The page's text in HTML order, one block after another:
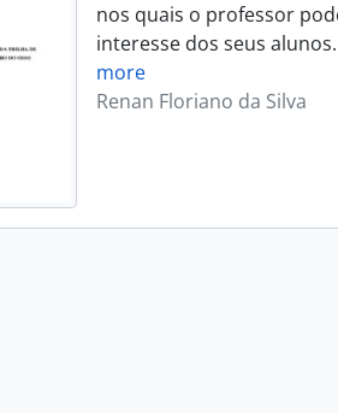
nos quais o professor
interesse dos seus
more
Renan Floriano da Silva